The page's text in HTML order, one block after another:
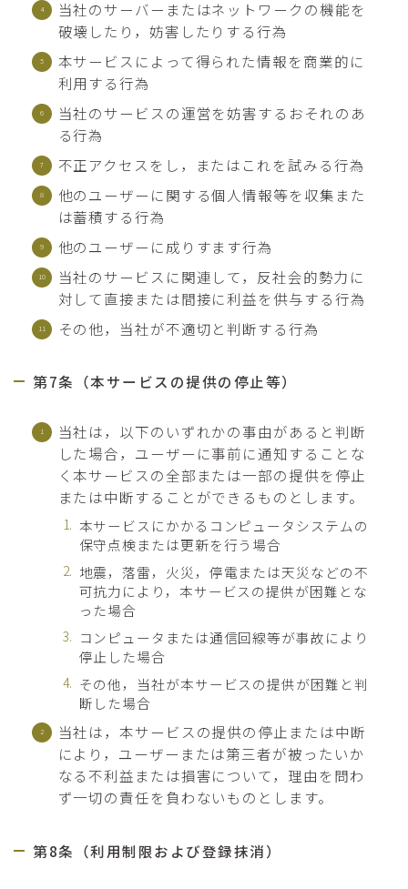
当社のサーバーまたはネットワークの機能を
破壊したり，妨害したりする行為
本サービスによって得られた情報を商業的に
利用する行為
当社のサービスの運営を妨害するおそれのあ
る行為
不正アクセスをし，またはこれを試みる行為
他のユーザーに関する個人情報等を収集また
は蓄積する行為
他のユーザーに成りすます行為
当社のサービスに関連して，反社会的勢力に
対して直接または間接に利益を供与する行為
その他，当社が不適切と判断する行為
第7条（本サービスの提供の停止等）
当社は，以下のいずれかの事由があると判断
した場合，ユーザーに事前に通知することな
く本サービスの全部または一部の提供を停止
または中断することができるものとします。
本サービスにかかるコンピュータシステムの
保守点検または更新を行う場合
地震，落雷，火災，停電または天災などの不
可抗力により，本サービスの提供が困難とな
った場合
コンピュータまたは通信回線等が事故により
停止した場合
その他，当社が本サービスの提供が困難と判
断した場合
当社は，本サービスの提供の停止または中断
により，ユーザーまたは第三者が被ったいか
なる不利益または損害について，理由を問わ
ず一切の責任を負わないものとします。
第8条（利用制限および登録抹消）